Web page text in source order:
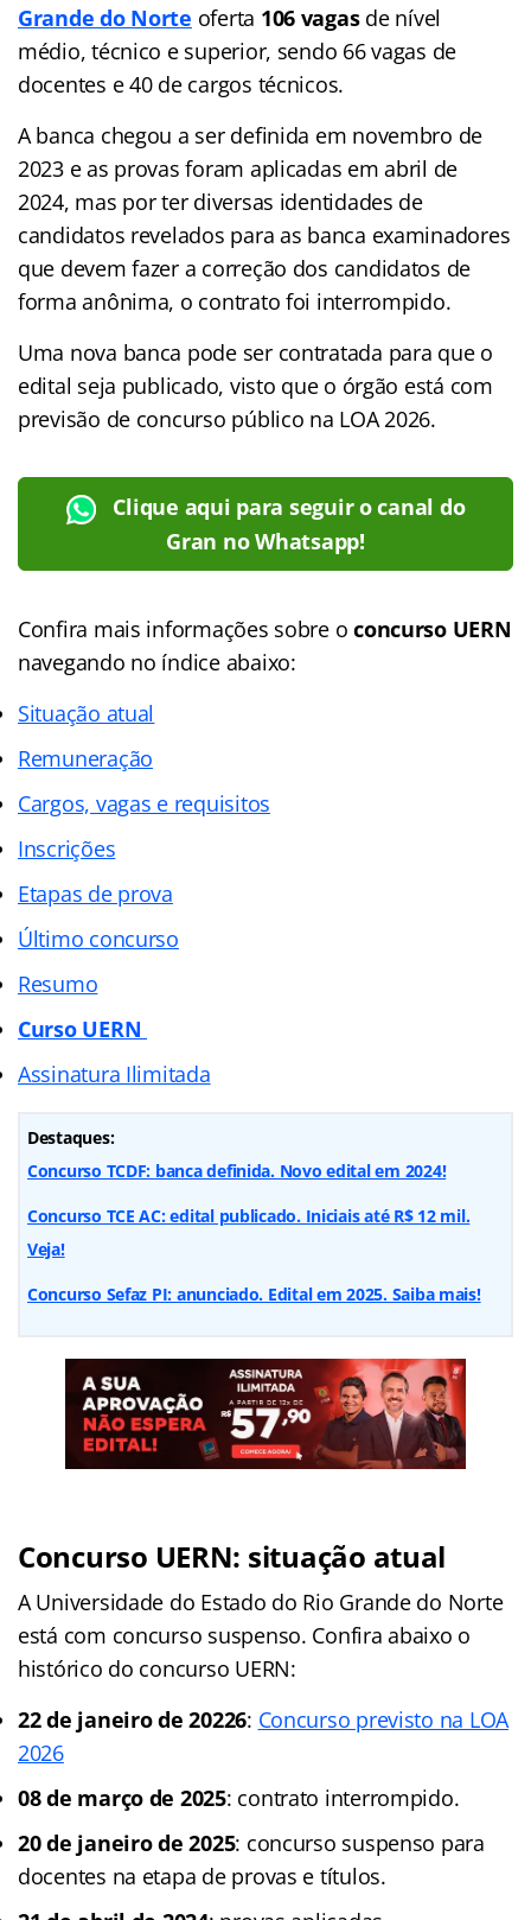
Grande do Norte oferta 106 vagasde nível
médio, técnico e superior, sendo 66 vagas de
docentes e 40 de cargos técnicos.
A banca chegou a ser definida em novembro de
2023 e as provas foram aplicadas em abril de
2024, mas por ter diversas identidades de
candidatos revelados para as banca examinadores
que devem fazer a correção dos candidatos de
forma anônima, o contrato foi interrompido.
Uma nova banca pode ser contratada para que o
edital seja publicado, visto que o órgão está com
previsão de concurso público na LOA 2026.
Clique aqui para seguir o canal do
Gran no Whatsapp!
Confira mais informações sobre oconcurso UERN
navegando no índice abaixo:
Situação atual
Remuneração
Cargos, vagas e requisitos
Inscrições
Etapas de prova
Último concurso
Resumo
Curso UERN
Assinatura Ilimitada
Destaques:
Concurso TCDF: banca definida. Novo edital em 2024!
Concurso TCE AC: edital publicado. Iniciais até R$ 12 mil.
Veja!
Concurso Sefaz PI: anunciado. Edital em 2025. Saiba mais!
Concurso UERN: situação atual
A Universidade do Estado do Rio Grande do Norte
está com concurso suspenso. Confira abaixo o
histórico do concurso UERN:
22 de janeiro de 20226: Concurso previsto na LOA
2026
08 de março de 2025: contrato interrompido.
20 de janeiro de 2025: concurso suspenso para
docentes na etapa de provas e títulos.